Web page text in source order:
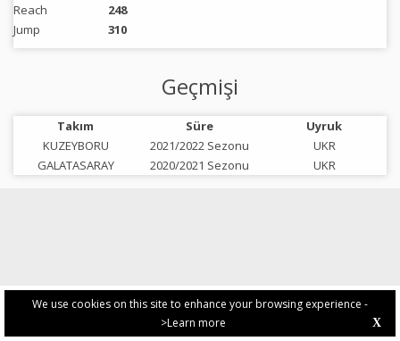
We use cookies on this site to enhance your browsing experience -
>Learn more
X
Reach
248
Jump
310
Geçmişi
Takım Süre
Uyruk
KUZEYBORU
2021/2022 Sezonu
UKR
GALATASARAY
2020/2021 Sezonu UKR